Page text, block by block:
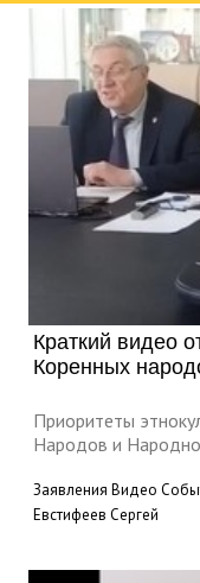
Краткий видео
Коренных
Приоритеты
Народов и
Заявления Видео
Евстифеев Сергей